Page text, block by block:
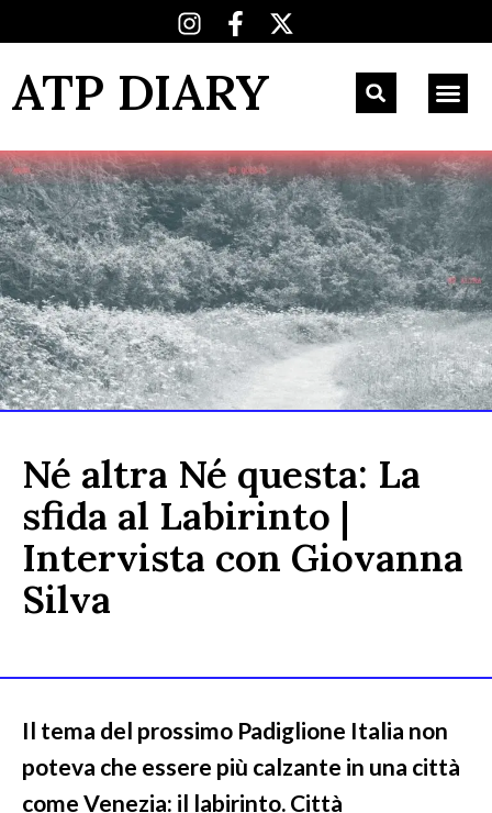
ATP DIARY
Né altra Né questa: La
sfida al Labirinto |
Intervista con Giovanna
Silva
Il tema del prossimo Padiglione Italia non
poteva che essere più calzante in una città
come Venezia: il labirinto. Città